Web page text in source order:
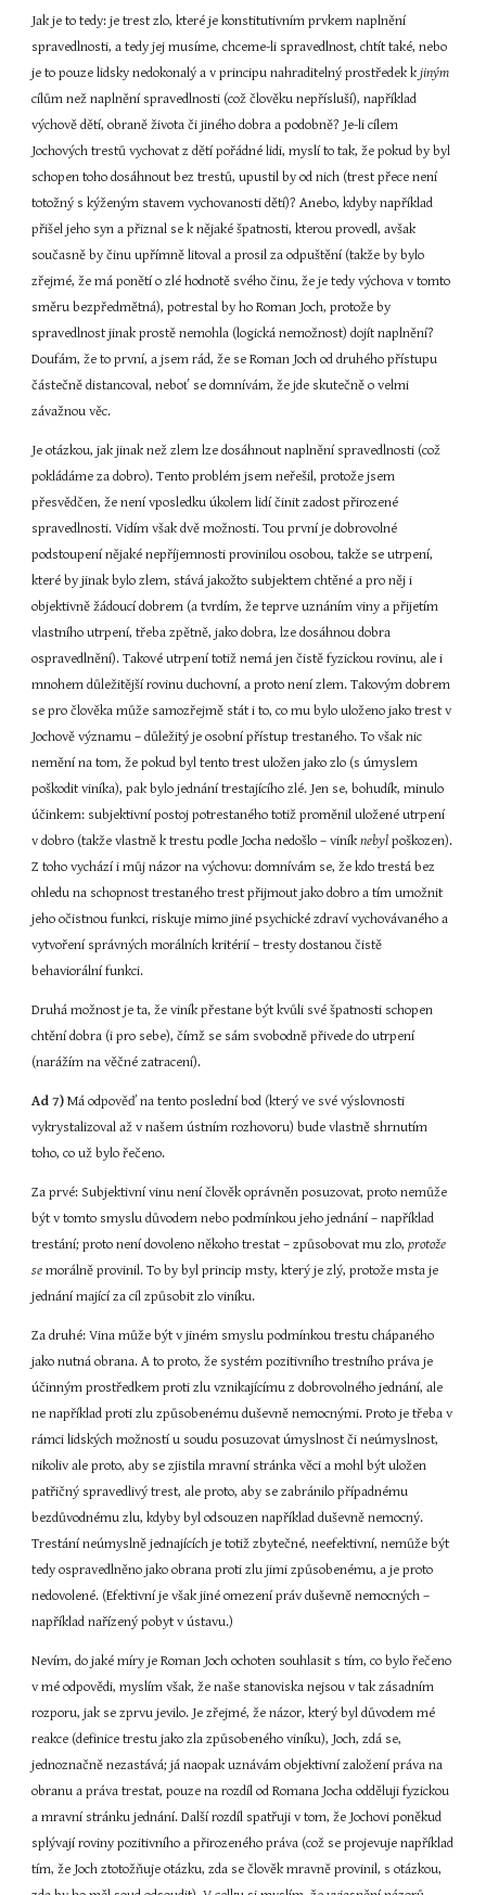
Jak je to tedy: je trest zlo, které je konstitutivním prvkem naplnění
spravedlnosti, a tedy jej musíme, chceme-li spravedlnost, chtít také, nebo
je to pouze lidsky nedokonalý a v principu nahraditelný prostředek k
cílům než naplnění spravedlnosti (což člověku nepřísluší), například
výchově dětí, obraně života či jiného dobra a podobně? Je-li cílem
Jochových trestů vychovat z dětí pořádné lidi, myslí to tak, že pokud by byl
schopen toho dosáhnout bez trestů, upustil by od nich (trest přece není
totožný s kýženým stavem vychovanosti dětí)? Anebo, kdyby například
přišel jeho syn a přiznal se k nějaké špatnosti, kterou provedl, avšak
současně by činu upřímně litoval a prosil za odpuštění (takže by bylo
zřejmé, že má ponětí o zlé hodnotě svého činu, že je tedy výchova v tomto
směru bezpředmětná), potrestal by ho Roman Joch, protože by
spravedlnost jinak prostě nemohla (logická nemožnost) dojít naplnění?
Doufám, že to první, a jsem rád, že se Roman Joch od druhého přístupu
částečně distancoval, neboť se domnívám, že jde skutečně o velmi
závažnou věc.
Je otázkou, jak jinak než zlem lze dosáhnout naplnění spravedlnosti (což
pokládáme za dobro). Tento problém jsem neřešil, protože jsem
přesvědčen, že není vposledku úkolem lidí činit zadost přirozené
spravedlnosti. Vidím však dvě možnosti. Tou první je dobrovolné
podstoupení nějaké nepříjemnosti provinilou osobou, takže se utrpení,
které by jinak bylo zlem, stává jakožto subjektem chtěné a pro něj i
objektivně žádoucí dobrem (a tvrdím, že teprve uznáním viny a přijetím
vlastního utrpení, třeba zpětně, jako dobra, lze dosáhnou dobra
ospravedlnění). Takové utrpení totiž nemá jen čistě fyzickou rovinu, ale i
mnohem důležitější rovinu duchovní, a proto není zlem. Takovým dobrem
se pro člověka může samozřejmě stát i to, co mu bylo uloženo jako trest v
Jochově významu – důležitý je osobní přístup trestaného. To však nic
nemění na tom, že pokud byl tento trest uložen jako zlo (s úmyslem
poškodit viníka), pak bylo jednání trestajícího zlé. Jen se, bohudík, minulo
účinkem: subjektivní postoj potrestaného totiž proměnil uložené utrpení
v dobro (takže vlastně k trestu podle Jocha nedošlo – viník nebyl poškozen).
Z toho vychází i můj názor na výchovu: domnívám se, že kdo trestá bez
ohledu na schopnost trestaného trest přijmout jako dobro a tím umožnit
jeho očistnou funkci, riskuje mimo jiné psychické zdraví vychovávaného a
vytvoření správných morálních kritérií – tresty dostanou čistě
behaviorální funkci.
Druhá možnost je ta, že viník přestane být kvůli své špatnosti schopen
chtění dobra (i pro sebe), čímž se sám svobodně přivede do utrpení
(narážím na věčné zatracení).
Ad 7) Má odpověď na tento poslední bod (který ve své výslovnosti
vykrystalizoval až v našem ústním rozhovoru) bude vlastně shrnutím
toho, co už bylo řečeno.
Za prvé: Subjektivní vinu není člověk oprávněn posuzovat, proto nemůže
být v tomto smyslu důvodem nebo podmínkou jeho jednání – například
trestání; proto není dovoleno někoho trestat – způsobovat mu zlo, protože
se morálně provinil. To by byl princip msty, který je zlý, protože msta je
jednání mající za cíl způsobit zlo viníku.
Za druhé: Vina může být v jiném smyslu podmínkou trestu chápaného
jako nutná obrana. A to proto, že systém pozitivního trestního práva je
účinným prostředkem proti zlu vznikajícímu z dobrovolného jednání, ale
ne například proti zlu způsobenému duševně nemocnými. Proto je třeba v
rámci lidských možností u soudu posuzovat úmyslnost či neúmyslnost,
nikoliv ale proto, aby se zjistila mravní stránka věci a mohl být uložen
patřičný spravedlivý trest, ale proto, aby se zabránilo případnému
bezdůvodnému zlu, kdyby byl odsouzen například duševně nemocný.
Trestání neúmyslně jednajících je totiž zbytečné, neefektivní, nemůže být
tedy ospravedlněno jako obrana proti zlu jimi způsobenému, a je proto
nedovolené. (Efektivní je však jiné omezení práv duševně nemocných –
například nařízený pobyt v ústavu.)
Nevím, do jaké míry je Roman Joch ochoten souhlasit s tím, co bylo řečeno
v mé odpovědi, myslím však, že naše stanoviska nejsou v tak zásadním
rozporu, jak se zprvu jevilo. Je zřejmé, že názor, který byl důvodem mé
reakce (definice trestu jako zla způsobeného viníku), Joch, zdá se,
jednoznačně nezastává; já naopak uznávám objektivní založení práva na
obranu a práva trestat, pouze na rozdíl od Romana Jocha odděluji fyzickou
a mravní stránku jednání. Další rozdíl spatřuji v tom, že Jochovi poněkud
splývají roviny pozitivního a přirozeného práva (což se projevuje například
tím, že Joch ztotožňuje otázku, zda se člověk mravně provinil, s otázkou,